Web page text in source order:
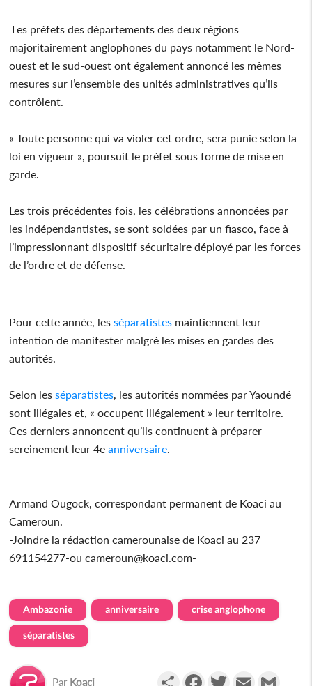
Les préfets des départements des deux régions
majoritairement anglophones du pays notamment le Nord-
ouest et le sud-ouest ont également annoncé les mêmes
mesures sur l’ensemble des unités administratives qu’ils
contrôlent.
« Toute personne qui va violer cet ordre, sera punie selon la
loi en vigueur », poursuit le préfet sous forme de mise en
garde.
Les trois précédentes fois, les célébrations annoncées par
les indépendantistes, se sont soldées par un fiasco, face à
l’impressionnant dispositif sécuritaire déployé par les forces
de l’ordre et de défense.
Pour cette année, les séparatistes maintiennent leur
intention de manifester malgré les mises en gardes des
autorités.
Selon les séparatistes , les autorités nommées par Yaoundé
sont illégales et, « occupent illégalement » leur territoire.
Ces derniers annoncent qu’ils continuent à préparer
sereinement leur 4e anniversaire
Armand Ougock, correspondant permanent de Koaci au
Cameroun.
-Joindre la rédaction camerounaise de Koaci au 237
691154277-ou cameroun@koaci.com-
Ambazonie anniversaire crise anglophone
séparatistes
Par Koaci PartagerFacebookTwitterEmail